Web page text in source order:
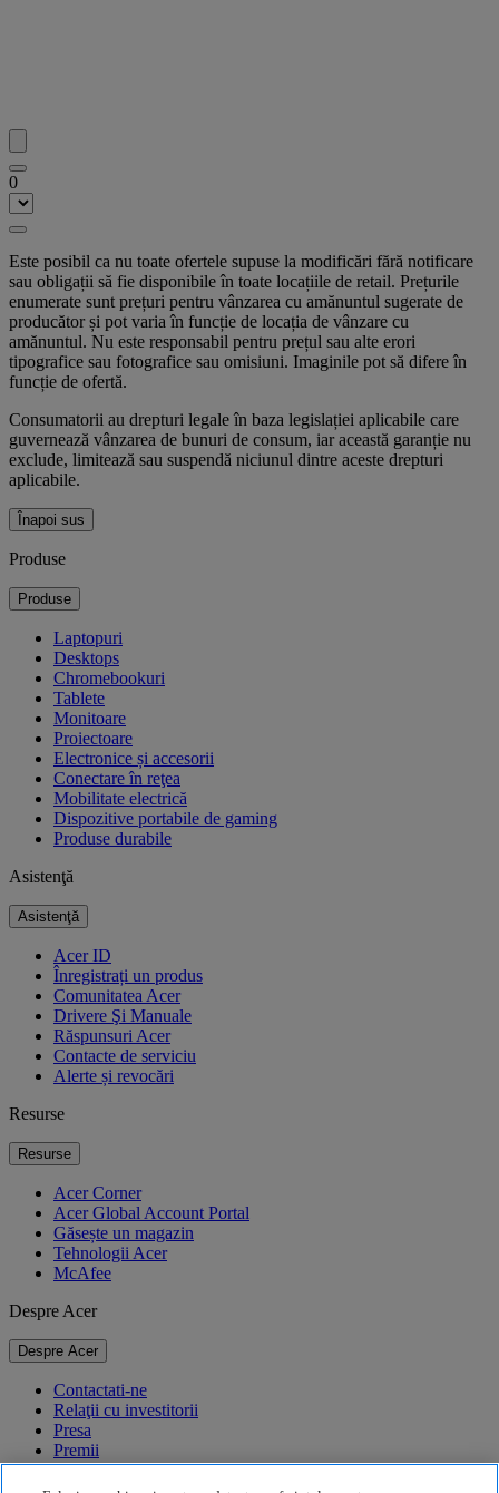
0
Este posibil ca nu toate ofertele supuse la modificări fără notificare
sau obligații să fie disponibile în toate locațiile de retail. Prețurile
enumerate sunt prețuri pentru vânzarea cu amănuntul sugerate de
producător și pot varia în funcție de locația de vânzare cu
amănuntul. Nu este responsabil pentru prețul sau alte erori
tipografice sau fotografice sau omisiuni. Imaginile pot să difere în
funcție de ofertă.
Consumatorii au drepturi legale în baza legislației aplicabile care
guvernează vânzarea de bunuri de consum, iar această garanție nu
exclude, limitează sau suspendă niciunul dintre aceste drepturi
aplicabile.
Înapoi sus
Produse
Produse
Laptopuri
Desktops
Chromebookuri
Tablete
Monitoare
Proiectoare
Electronice și accesorii
Conectare în reţea
Mobilitate electrică
Dispozitive portabile de gaming
Produse durabile
Asistenţă
Asistenţă
Acer ID
Înregistrați un produs
Comunitatea Acer
Drivere Şi Manuale
Răspunsuri Acer
Contacte de serviciu
Alerte și revocări
Resurse
Resurse
Acer Corner
Acer Global Account Portal
Găsește un magazin
Tehnologii Acer
McAfee
Despre Acer
Despre Acer
Contactati-ne
Relaţii cu investitorii
Presa
Premii
Evenimente